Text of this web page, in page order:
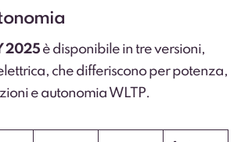
2025 è disponibile in tre versioni,
che differiscono per potenza,
e autonomia WLTP.